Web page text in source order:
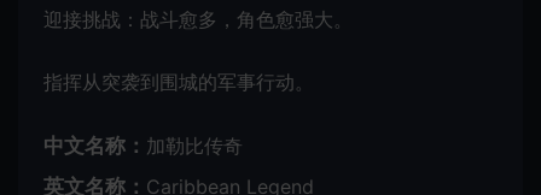
迎接挑战：战斗愈多，角色愈强大。
指挥从突袭到围城的军事行动。
中文名称： 加勒比传奇
英文名称： Caribbean Legend